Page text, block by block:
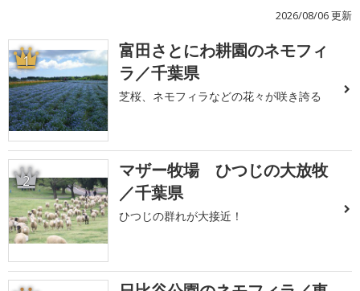
2026/08/06 更新
1
富田さとにわ耕園のネモフィ
ラ／千葉県
芝桜、ネモフィラなどの花々が咲き誇る
2
マザー牧場 ひつじの大放牧
／千葉県
ひつじの群れが大接近！